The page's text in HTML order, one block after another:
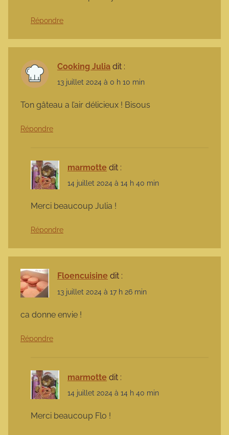
Répondre
Cooking Julia dit :
13 juillet 2024 à 0 h 10 min
Ton gâteau a l’air délicieux ! Bisous
Répondre
marmotte dit :
14 juillet 2024 à 14 h 40 min
Merci beaucoup Julia !
Répondre
Floencuisine dit :
13 juillet 2024 à 17 h 26 min
ca donne envie !
Répondre
marmotte dit :
14 juillet 2024 à 14 h 40 min
Merci beaucoup Flo !